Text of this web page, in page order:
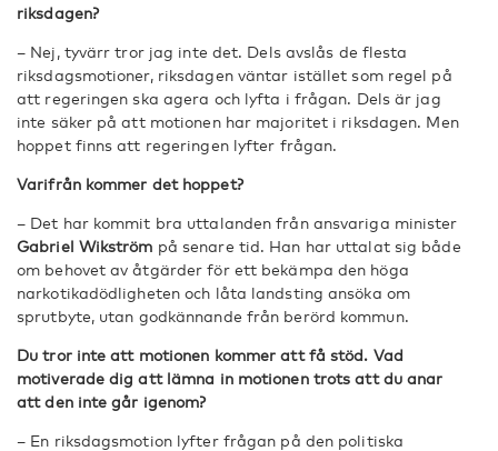
riksdagen?
– Nej, tyvärr tror jag inte det. Dels avslås de flesta
riksdagsmotioner, riksdagen väntar istället som regel på
att regeringen ska agera och lyfta i frågan. Dels är jag
inte säker på att motionen har majoritet i riksdagen. Men
hoppet finns att regeringen lyfter frågan.
Varifrån kommer det hoppet?
– Det har kommit bra uttalanden från ansvariga minister
Gabriel Wikström på senare tid. Han har uttalat sig både
om behovet av åtgärder för ett bekämpa den höga
narkotikadödligheten och låta landsting ansöka om
sprutbyte, utan godkännande från berörd kommun.
Du tror inte att motionen kommer att få stöd. Vad
motiverade dig att lämna in motionen trots att du anar
att den inte går igenom?
– En riksdagsmotion lyfter frågan på den politiska